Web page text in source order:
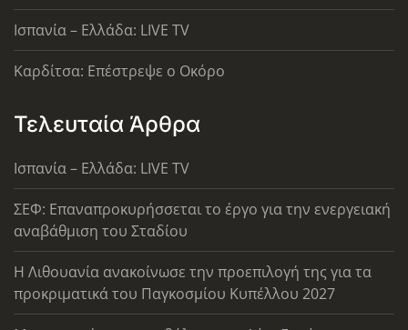
Ισπανία – Ελλάδα: LIVE TV
Καρδίτσα: Επέστρεψε ο Οκόρο
Τελευταία Άρθρα
Ισπανία – Ελλάδα: LIVE TV
ΣΕΦ: Επαναπροκυρήσσεται το έργο για την ενεργειακή
αναβάθμιση του Σταδίου
Η Λιθουανία ανακοίνωσε την προεπιλογή της για τα
προκριματικά του Παγκοσμίου Κυπέλλου 2027